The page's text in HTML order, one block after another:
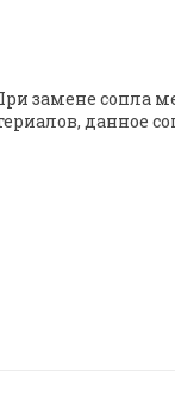
замене сопла
данное